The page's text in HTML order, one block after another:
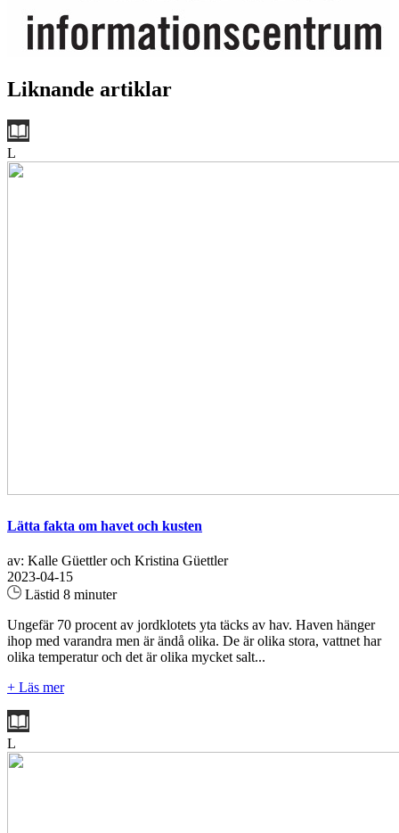
Liknande artiklar
L
Lätta fakta om havet och kusten
av: Kalle Güettler och Kristina Güettler
2023-04-15
Lästid 8 minuter
Ungefär 70 procent av jordklotets yta täcks av hav. Haven hänger
ihop med varandra men är ändå olika. De är olika stora, vattnet har
olika temperatur och det är olika mycket salt...
+ Läs mer
L